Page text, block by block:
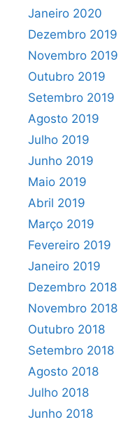
Janeiro 2020
Dezembro 2019
Novembro 2019
Outubro 2019
Setembro 2019
Agosto 2019
Julho 2019
Junho 2019
Maio 2019
Abril 2019
Março 2019
Fevereiro 2019
Janeiro 2019
Dezembro 2018
Novembro 2018
Outubro 2018
Setembro 2018
Agosto 2018
Julho 2018
Junho 2018